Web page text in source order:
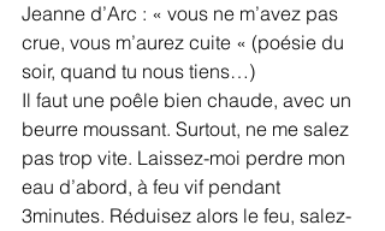
Jeanne d’Arc : « vous ne m’avez pas
crue, vous m’aurez cuite « (poésie du
soir, quand tu nous tiens…)
Il faut une poêle bien chaude, avec un
beurre moussant. Surtout, ne me salez
pas trop vite. Laissez-moi perdre mon
eau d’abord, à feu vif pendant
3minutes. Réduisez alors le feu, salez-